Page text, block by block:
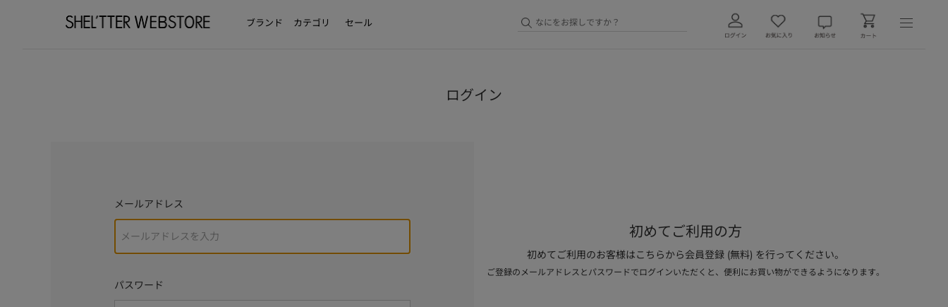
ブランド カテゴリ セール
ログイン
メールアドレス
パスワード
初めてご利用の方
初めてご利用のお客様はこちらから会員登録 (無料) を行ってください。
ご登録のメールアドレスとパスワードでログインいただくと、便利にお買い物ができるようになります。